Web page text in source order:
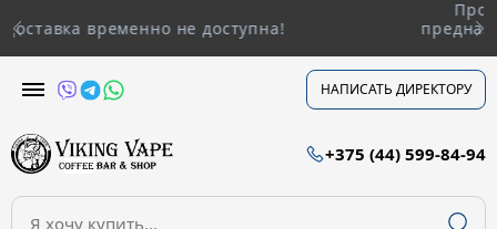
Продукция, представленная на сайте
предназначена только для лиц достигших
НАПИСАТЬ ДИРЕКТОРУ
+375 (44) 599-84-94